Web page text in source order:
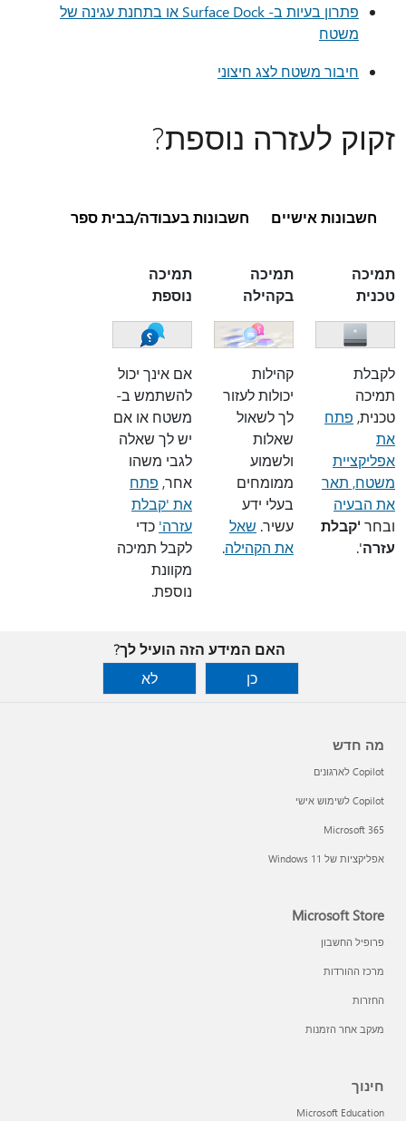
פתרון בעיות ב- Surface Dock או בתחנת עגינה של
משטח
חיבור משטח לצג חיצוני
זקוק לעזרה נוספת?
חשבונות אישיים חשבונות בעבודה/בבית ספר
תמיכה
טכנית
לקבלת
תמיכה
טכנית, פתח
את
אפליקציית
משטח, תאר
את הבעיה
ובחר 'קבלת
עזרה'.
תמיכה
בקהילה
קהילות
יכולות לעזור
לך לשאול
שאלות
ולשמוע
ממומחים
בעלי ידע
עשיר. שאל
את הקהילה.
תמיכה
נוספת
אם אינך יכול
להשתמש ב-
משטח או אם
יש לך שאלה
לגבי משהו
אחר, פתח
את 'קבלת
עזרה' כדי
לקבל תמיכה
מקוונת
נוספת.
האם המידע הזה הועיל לך?
כן
לא
מה חדש
Copilot לארגונים
Copilot לשימוש אישי
Microsoft 365
אפליקציות של Windows 11‏
Microsoft Store
פרופיל החשבון
מרכז ההורדות
החזרות
מעקב אחר הזמנות
חינוך
Microsoft Education